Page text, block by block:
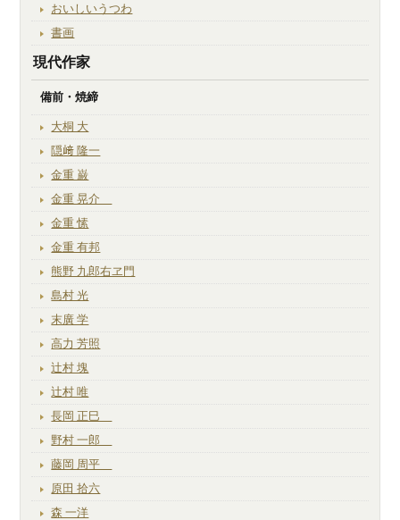
おいしいうつわ
書画
現代作家
備前・焼締
大桐 大
隠﨑 隆一
金重 巌
金重 晃介
金重 愫
金重 有邦
熊野 九郎右ヱ門
島村 光
末廣 学
高力 芳照
辻村 塊
辻村 唯
長岡 正巳
野村 一郎
藤岡 周平
原田 拾六
森 一洋